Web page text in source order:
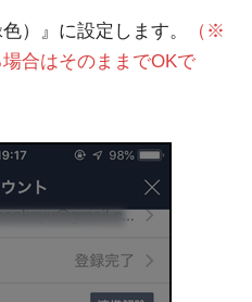
）』に設定します。
（※
合はそのままでOKで